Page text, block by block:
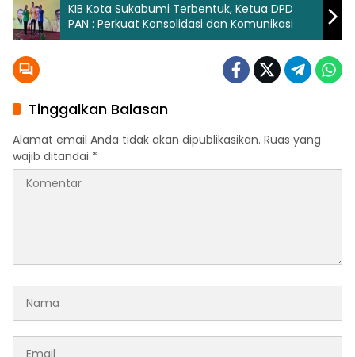
KIB Kota Sukabumi Terbentuk, Ketua DPD
PAN : Perkuat Konsolidasi dan Komunikasi
Tinggalkan Balasan
Alamat email Anda tidak akan dipublikasikan. Ruas yang
wajib ditandai *